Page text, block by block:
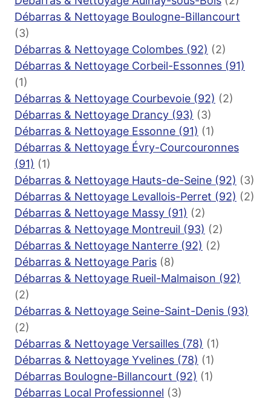
Débarras & Nettoyage Boulogne-Billancourt
(3)
Débarras & Nettoyage Colombes (92) (2)
Débarras & Nettoyage Corbeil-Essonnes (91)
(1)
Débarras & Nettoyage Courbevoie (92) (2)
Débarras & Nettoyage Drancy (93) (3)
Débarras & Nettoyage Essonne (91) (1)
Débarras & Nettoyage Évry-Courcouronnes
(91) (1)
Débarras & Nettoyage Hauts-de-Seine (92) (3)
Débarras & Nettoyage Levallois-Perret (92) (2)
Débarras & Nettoyage Massy (91) (2)
Débarras & Nettoyage Montreuil (93) (2)
Débarras & Nettoyage Nanterre (92) (2)
Débarras & Nettoyage Paris (8)
Débarras & Nettoyage Rueil-Malmaison (92)
(2)
Débarras & Nettoyage Seine-Saint-Denis (93)
(2)
Débarras & Nettoyage Versailles (78) (1)
Débarras & Nettoyage Yvelines (78) (1)
Débarras Boulogne-Billancourt (92) (1)
Débarras Local Professionnel (3)